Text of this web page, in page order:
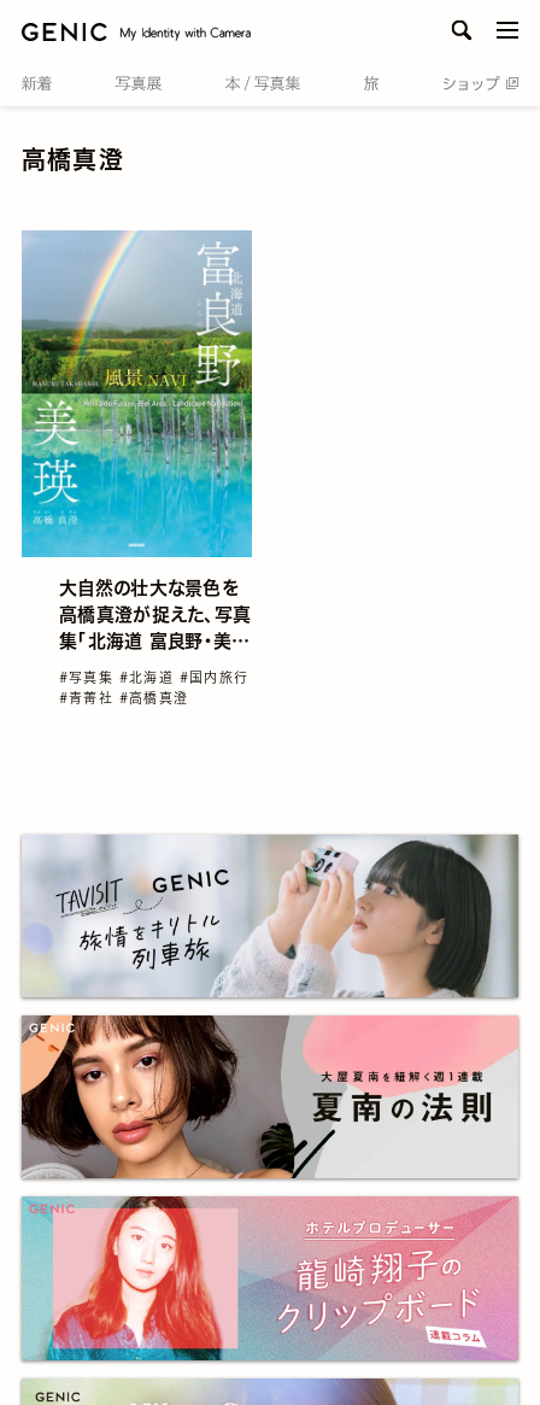
高橋真澄
大自然の壮大な景色を
高橋真澄が捉えた、写真
集「北海道 富良野・美瑛
【風景NAVI】」発売
#写真集 #北海道 #国内旅行
#青菁社 #高橋真澄